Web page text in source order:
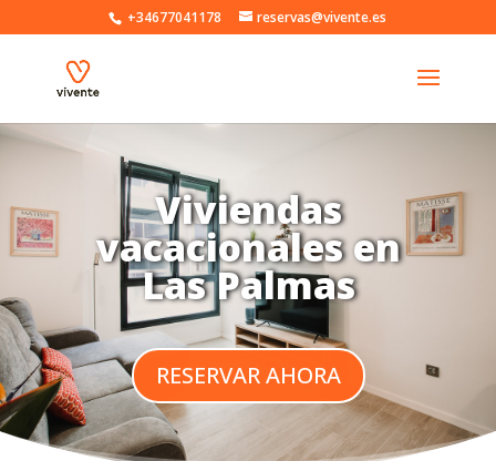
+34677041178 reservas@vivente.es
Viviendas
vacacionales en
Las Palmas
RESERVAR AHORA